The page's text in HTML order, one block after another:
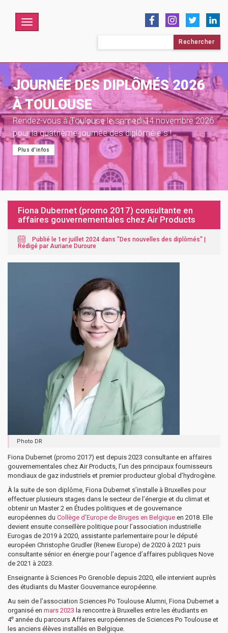
Menu
JOURNÉE DES DIPLÔMÉS 2026
À TOULOUSE
Rendez-vous à Toulouse le samedi 14 novembre 2026
pour la quatrième journée des diplômé·e·s !
Plus d'infos
Fiona Dubernet (promo 2017) consultante en
affaires gouvernementales chez Air Products
Publié le 1er juillet 2024 dans "Des nouvelles des diplômés" |
Rédigé par Auriane Duroure
Photo DR
Fiona Dubernet (promo 2017) est depuis 2023 consultante en affaires
gouvernementales chez Air Products, l’un des principaux fournisseurs
mondiaux de gaz industriels et premier producteur global d’hydrogène.
À la suite de son diplôme, Fiona Dubernet s’installe à Bruxelles pour
effectuer plusieurs stages dans le secteur de l’énergie et du climat et
obtenir un Master 2 en Études politiques et de gouvernance
européennes du Collège d’Europe de Bruges en Belgique en 2018. Elle
devient ensuite conseillère politique pour l’association industrielle
Eurogas de 2019 à 2020, assistante parlementaire pour le député
européen Christophe Grudler (Renew Europe) de 2020 à 2021 puis
consultante sénior en énergie pour l’agence d’affaires publiques Nove
de 2021 à 2023.
Enseignante à Sciences Po Grenoble depuis 2020, elle intervient auprès
des étudiants du Master Gouvernance européenne.
Au sein de l’association Sciences Po Toulouse Alumni, Fiona Dubernet a
organisé en mars 2023 la rencontre à Bruxelles entre les étudiants en
4e année du parcours Affaires européennes de Sciences Po Toulouse et
les anciens élèves installés en Belgique.